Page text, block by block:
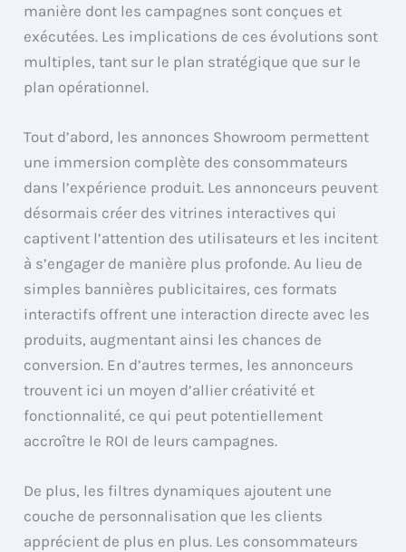
manière dont les campagnes sont conçues et
exécutées. Les implications de ces évolutions sont
multiples, tant sur le plan stratégique que sur le
plan opérationnel.
Tout d’abord, les annonces Showroom permettent
une immersion complète des consommateurs
dans l’expérience produit. Les annonceurs peuvent
désormais créer des vitrines interactives qui
captivent l’attention des utilisateurs et les incitent
à s’engager de manière plus profonde. Au lieu de
simples bannières publicitaires, ces formats
interactifs offrent une interaction directe avec les
produits, augmentant ainsi les chances de
conversion. En d’autres termes, les annonceurs
trouvent ici un moyen d’allier créativité et
fonctionnalité, ce qui peut potentiellement
accroître le ROI de leurs campagnes.
De plus, les filtres dynamiques ajoutent une
couche de personnalisation que les clients
apprécient de plus en plus. Les consommateurs